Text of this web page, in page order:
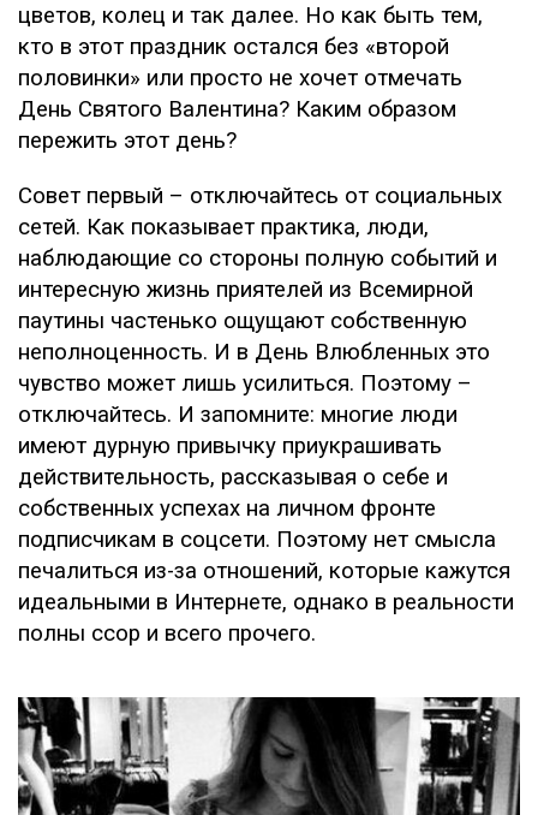
цветов, колец и так далее. Но как быть тем,
кто в этот праздник остался без «второй
половинки» или просто не хочет отмечать
День Святого Валентина? Каким образом
пережить этот день?
Совет первый – отключайтесь от социальных
сетей. Как показывает практика, люди,
наблюдающие со стороны полную событий и
интересную жизнь приятелей из Всемирной
паутины частенько ощущают собственную
неполноценность. И в День Влюбленных это
чувство может лишь усилиться. Поэтому –
отключайтесь. И запомните: многие люди
имеют дурную привычку приукрашивать
действительность, рассказывая о себе и
собственных успехах на личном фронте
подписчикам в соцсети. Поэтому нет смысла
печалиться из-за отношений, которые кажутся
идеальными в Интернете, однако в реальности
полны ссор и всего прочего.